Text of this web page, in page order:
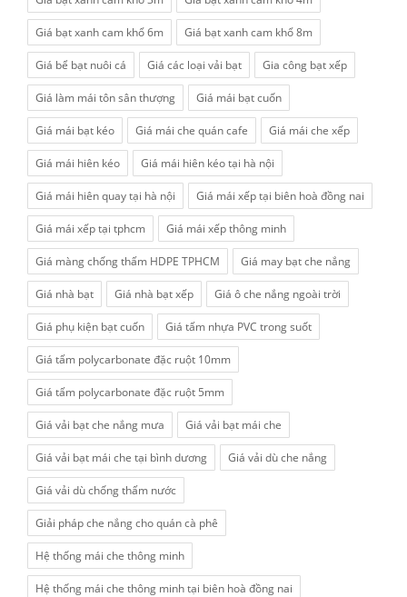
Giá bạt xanh cam khổ 6m Giá bạt xanh cam khổ 8m
Giá bể bạt nuôi cá Giá các loại vải bạt Gia công bạt xếp
Giá làm mái tôn sân thượng Giá mái bạt cuốn
Giá mái bạt kéo Giá mái che quán cafe Giá mái che xếp
Giá mái hiên kéo Giá mái hiên kéo tại hà nội
Giá mái hiên quay tại hà nội Giá mái xếp tại biên hoà đồng nai
Giá mái xếp tại tphcm Giá mái xếp thông minh
Giá màng chống thấm HDPE TPHCM Giá may bạt che nắng
Giá nhà bạt Giá nhà bạt xếp Giá ô che nắng ngoài trời
Giá phụ kiện bạt cuốn Giá tấm nhựa PVC trong suốt
Giá tấm polycarbonate đặc ruột 10mm
Giá tấm polycarbonate đặc ruột 5mm
Giá vải bạt che nắng mưa Giá vải bạt mái che
Giá vải bạt mái che tại bình dương Giá vải dù che nắng
Giá vải dù chống thấm nước
Giải pháp che nắng cho quán cà phê
Hệ thống mái che thông minh
Hệ thống mái che thông minh tại biên hoà đồng nai